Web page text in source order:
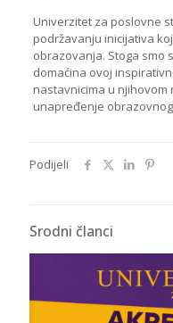
Univerzitet za poslovne
podržavanju inicijativa
obrazovanja. Stoga smo
domaćina ovoj
nastavnicima u
unapređenje
Podijeli
Srodni članci